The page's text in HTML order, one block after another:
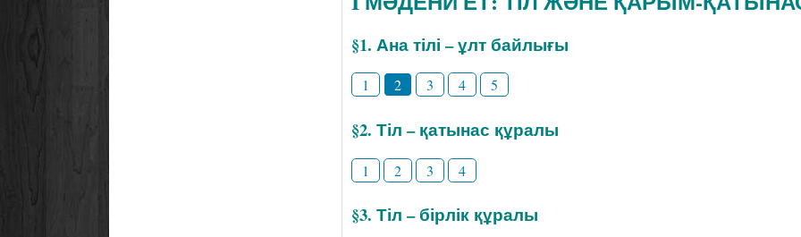
§1. Ана тілі – ұлт байлығы
1 2 3 4 5
§2. Тіл – қатынас құралы
1 2 3 4
§3. Тіл – бірлік құралы